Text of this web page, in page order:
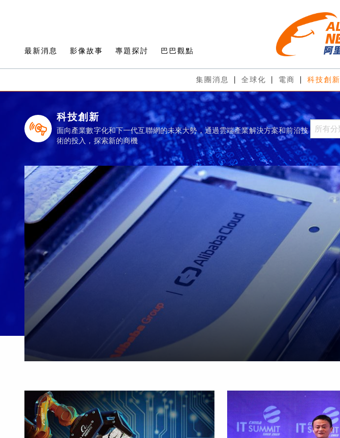
最新消息 影像故事 專題探討 巴巴觀點
集團消息 全球化 電商 科技創新
科技創新
面向產業數字化和下一代互聯網的未來大勢，通過雲端產業解決方案和前沿技
術的投入，探索新的商機